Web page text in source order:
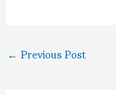
←Previous Post